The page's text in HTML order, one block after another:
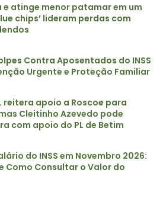
e atinge menor patamar em um
chips’ lideram perdas com
Contra Aposentados do INSS
Urgente e Proteção Familiar
reitera apoio a Roscoe para
Cleitinho Azevedo pode
com apoio do PL de Betim
do INSS em Novembro 2026:
Como Consultar o Valor do